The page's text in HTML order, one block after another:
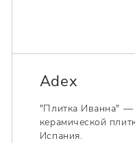
Adex
"Плитка Иванна"
керамической
Испания.